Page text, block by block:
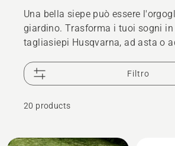
Una bella siepe può essere
giardino. Trasforma i tuoi sogni
tagliasiepi Husqvarna, ad asta o
esigenze. I tagliasiepi Husqvarna
della combinazione di ergonomia
design robusto e massima
ottenere sempre un taglio
scoppio? Abbiamo la soluzione
Filtro
20 products